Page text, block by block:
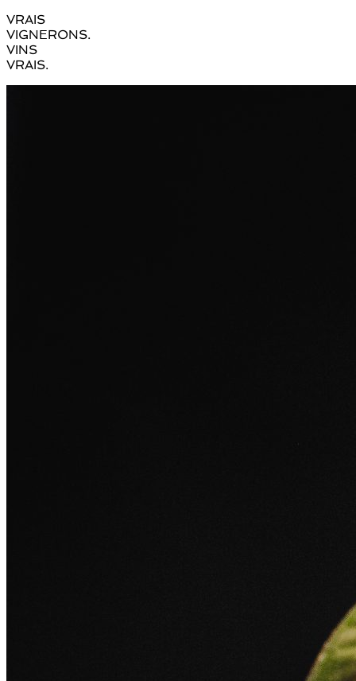
VRAIS
VIGNERONS.
VINS
VRAIS.